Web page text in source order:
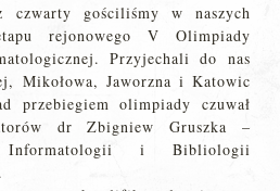
czwarty gościliśmy w naszych
rejonowego V Olimpiady
Przyjechali do nas
Mikołowa, Jaworzna i Katowic
przebiegiem olimpiady czuwał
dr Zbigniew Gruszka –
Informatologii i Bibliologii